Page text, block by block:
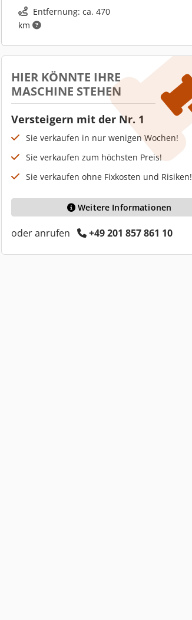
Entfernung: ca. 470
km
HIER KÖNNTE IHRE
MASCHINE STEHEN
Versteigern mit der Nr. 1
Sie verkaufen in nur wenigen Wochen!
Sie verkaufen zum höchsten Preis!
Sie verkaufen ohne Fixkosten und Risiken!
Weitere Informationen
oder anrufen +49 201 857 861 10